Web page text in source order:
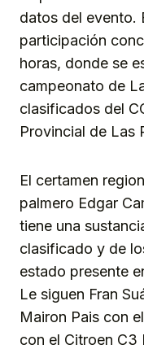
datos del evento.
participación
horas, donde se
campeonato de
clasificados del
Provincial de Las
El certamen
palmero Edgar
tiene una
clasificado y de
estado presente
Le siguen Fran
Mairon Pais con
con el Citroen C3